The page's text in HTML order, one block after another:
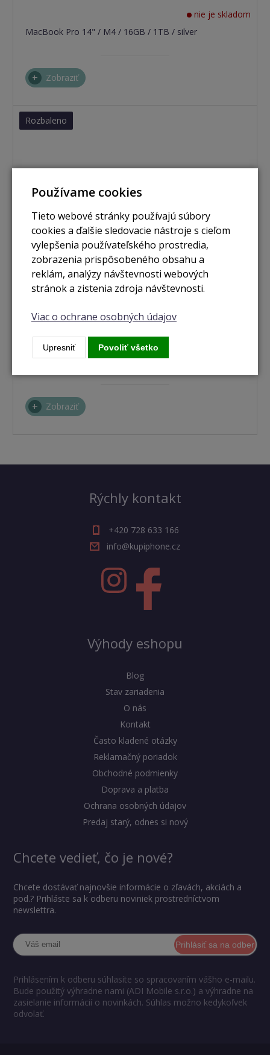
nie je skladom
MacBook Pro 14" / M4 / 16GB / 1TB / silver
Zobraziť
Rozbaleno
MacBook Pro 14" / M4 / 16GB / 1TB / space grey
Zobraziť
Rýchly kontakt
+420 728 633 166
info@kupiphone.cz
Výhody eshopu
Blog
Stav zariadenia
O nás
Kontakt
Často kladené otázky
Reklamačný poriadok
Obchodné podmienky
Doprava a platba
Ochrana osobných údajov
Predaj starý, odnes si nový
Chcete vedieť, čo je nové?
Chcete dostávať najnovšie informácie o zľavách, akciách a
pod.? Prihláste sa k odberu noviniek prostredníctvom
newslettra.
Prihlásiť sa na odber
Prihlásením k odberu súhlasíte so spracovaním vášho e-mailu.
Bude použitý výhradne nami (ADI Mobile s.r.o.) a výhradne na
zasielanie informácií o novinkách. Súhlas možno kedykoľvek
odvolať.
Používame cookies
Tieto webové stránky používajú súbory
cookies a ďalšie sledovacie nástroje s cieľom
vylepšenia používateľského prostredia,
zobrazenia prispôsobeného obsahu a
reklám, analýzy návštevnosti webových
stránok a zistenia zdroja návštevnosti.
Viac o ochrane osobných údajov
Upresniť Povoliť všetko